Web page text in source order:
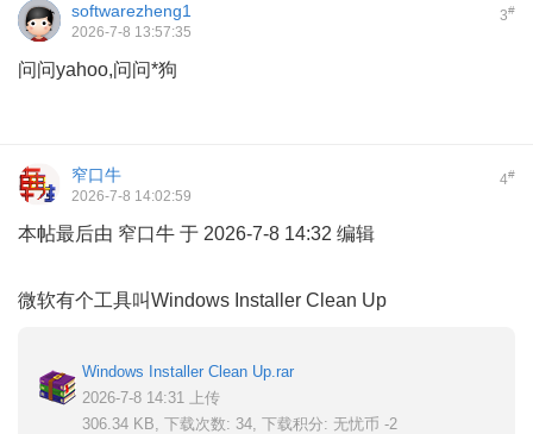
3#
softwarezheng1
2026-7-8 13:57:35
问问yahoo,问问*狗
4#
窄口牛
2026-7-8 14:02:59
本帖最后由 窄口牛 于 2026-7-8 14:32 编辑
微软有个工具叫Windows Installer Clean Up
Windows Installer Clean Up.rar
2026-7-8 14:31 上传
306.34 KB, 下载次数: 34, 下载积分: 无忧币 -2